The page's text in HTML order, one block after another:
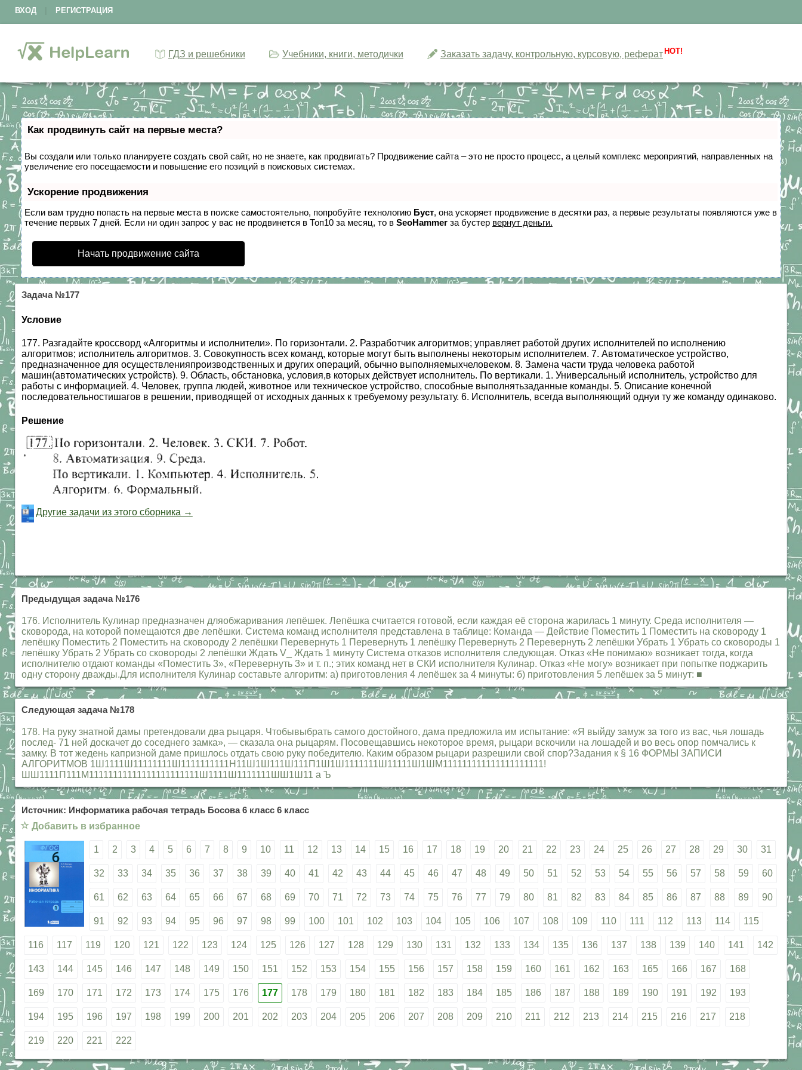
ВХОД РЕГИСТРАЦИЯ
ГДЗ и решебники Учебники, книги, методички Заказать задачу, контрольную, курсовую, реферат HOT!
Как продвинуть сайт на первые места?
Вы создали или только планируете создать свой сайт, но не знаете, как продвигать? Продвижение сайта – это не просто процесс, а целый комплекс мероприятий, направленных на
увеличение его посещаемости и повышение его позиций в поисковых системах.
Ускорение продвижения
Если вам трудно попасть на первые места в поиске самостоятельно, попробуйте технологию Буст, она ускоряет продвижение в десятки раз, а первые результаты появляются уже в
течение первых 7 дней. Если ни один запрос у вас не продвинется в Топ10 за месяц, то в SeoHammer за бустер вернут деньги.
Начать продвижение сайта
Задача №177
Условие
177. Разгадайте кроссворд «Алгоритмы и исполнители». По горизонтали. 2. Разработчик алгоритмов; управляет работой других исполнителей по исполнению
алгоритмов; исполнитель алгоритмов. 3. Совокупность всех команд, которые могут быть выполнены некоторым исполнителем. 7. Автоматическое устройство,
предназначенное для осуществленияпроизводственных и других операций, обычно выполняемыхчеловеком. 8. Замена части труда человека работой
машин(автоматических устройств). 9. Область, обстановка, условия,в которых действует исполнитель. По вертикали. 1. Универсальный исполнитель, устройство для
работы с информацией. 4. Человек, группа людей, животное или техническое устройство, способные выполнятьзаданные команды. 5. Описание конечной
последовательностишагов в решении, приводящей от исходных данных к требуемому результату. 6. Исполнитель, всегда выполняющий однуи ту же команду одинаково.
Решение
Другие задачи из этого сборника →
Предыдущая задача №176
176. Исполнитель Кулинар предназначен дляобжаривания лепёшек. Лепёшка считается готовой, если каждая её сторона жарилась 1 минуту. Среда исполнителя —
сковорода, на которой помещаются две лепёшки. Система команд исполнителя представлена в таблице: Команда — Действие Поместить 1 Поместить на сковороду 1
лепёшку Поместить 2 Поместить на сковороду 2 лепёшки Перевернуть 1 Перевернуть 1 лепёшку Перевернуть 2 Перевернуть 2 лепёшки Убрать 1 Убрать со сковороды 1
лепёшку Убрать 2 Убрать со сковороды 2 лепёшки Ждать V_ Ждать 1 минуту Система отказов исполнителя следующая. Отказ «Не понимаю» возникает тогда, когда
исполнителю отдают команды «Поместить 3», «Перевернуть 3» и т. п.; этих команд нет в СКИ исполнителя Кулинар. Отказ «Не могу» возникает при попытке поджарить
одну сторону дважды.Для исполнителя Кулинар составьте алгоритм: а) приготовления 4 лепёшек за 4 минуты: б) приготовления 5 лепёшек за 5 минут: ■
Следующая задача №178
178. На руку знатной дамы претендовали два рыцаря. Чтобывыбрать самого достойного, дама предложила им испытание: «Я выйду замуж за того из вас, чья лошадь
послед- 71 ней доскачет до соседнего замка», — сказала она рыцарям. Посовещавшись некоторое время, рыцари вскочили на лошадей и во весь опор помчались к
замку. В тот жедень капризной даме пришлось отдать свою руку победителю. Каким образом рыцари разрешили свой спор?Задания к § 16 ФОРМЫ ЗАПИСИ
АЛГОРИТМОВ 1Ш1111Ш11111111Ш1111111111Н11Ш1Ш111Ш111П1Ш1Ш1111111Ш11111Ш1ШМ111111111111111111111!
ШШ1111П111М11111111111111111111111Ш1111Ш1111111ШШ1Ш11 а Ъ
Источник: Информатика рабочая тетрадь Босова 6 класс 6 класс
☆ Добавить в избранное
1 2 3 4 5 6 7 8 9 10 11 12 13 14 15 16 17 18 19 20 21 22 23 24 25 26 27 28 29 30 31
32 33 34 35 36 37 38 39 40 41 42 43 44 45 46 47 48 49 50 51 52 53 54 55 56 57 58 59 60
61 62 63 64 65 66 67 68 69 70 71 72 73 74 75 76 77 79 80 81 82 83 84 85 86 87 88 89 90
91 92 93 94 95 96 97 98 99 100 101 102 103 104 105 106 107 108 109 110 111 112 113 114 115
116 117 119 120 121 122 123 124 125 126 127 128 129 130 131 132 133 134 135 136 137 138 139 140 141 142
143 144 145 146 147 148 149 150 151 152 153 154 155 156 157 158 159 160 161 162 163 165 166 167 168
169 170 171 172 173 174 175 176 177 178 179 180 181 182 183 184 185 186 187 188 189 190 191 192 193
194 195 196 197 198 199 200 201 202 203 204 205 206 207 208 209 210 211 212 213 214 215 216 217 218
219 220 221 222